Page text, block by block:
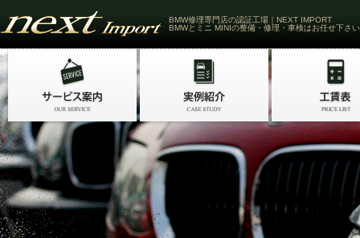
BMW修理専門店の認証工場｜NEXT IMPORT
BMWとミニ MINIの整備・修理・車検はお任せ下さい